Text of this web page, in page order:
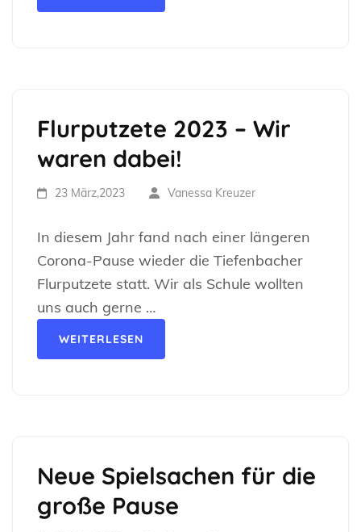
Flurputzete 2023 – Wir
waren dabei!
23 März,2023 Vanessa Kreuzer
In diesem Jahr fand nach einer längeren
Corona-Pause wieder die Tiefenbacher
Flurputzete statt. Wir als Schule wollten
uns auch gerne …
WEITERLESEN
Neue Spielsachen für die
große Pause